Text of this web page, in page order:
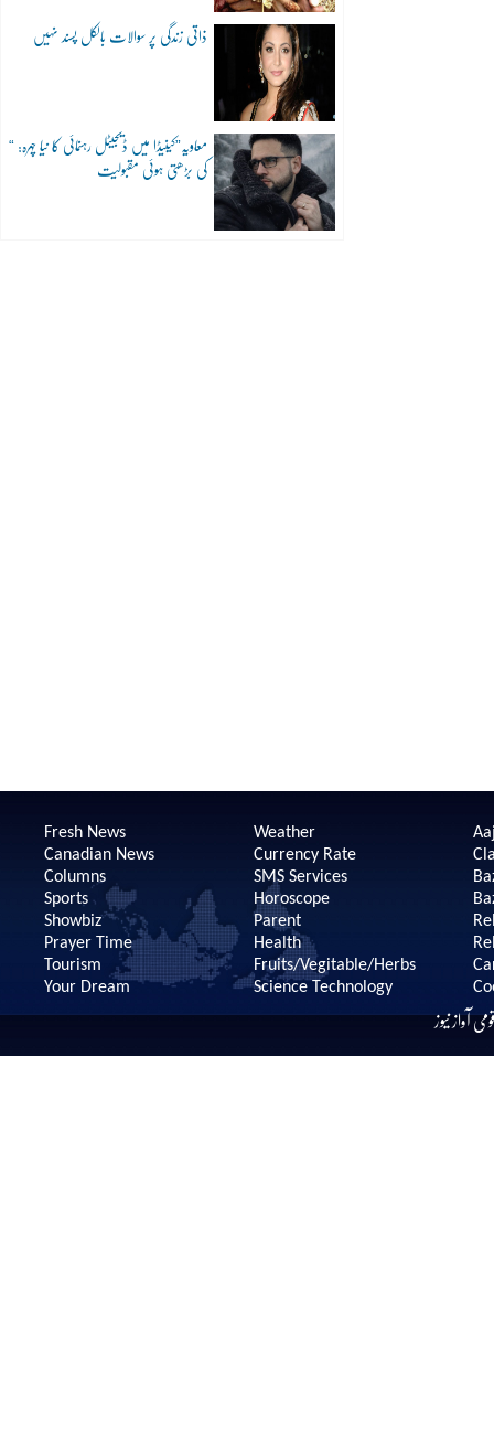
ذاتی زندگی پر سوالات بالکل پسند نہیں
“معاویہ”کینیڈا میں ڈیجیٹل رہنمائی کا نیا چہرہ:
کی بڑھتی ہوئی مقبولیت
Fresh News
Canadian News
Columns
Sports
Showbiz
Prayer Time
Tourism
Your Dream
Weather
Currency Rate
SMS Services
Horoscope
Parent
Health
Fruits/Vegitable/Herbs
Science Technology